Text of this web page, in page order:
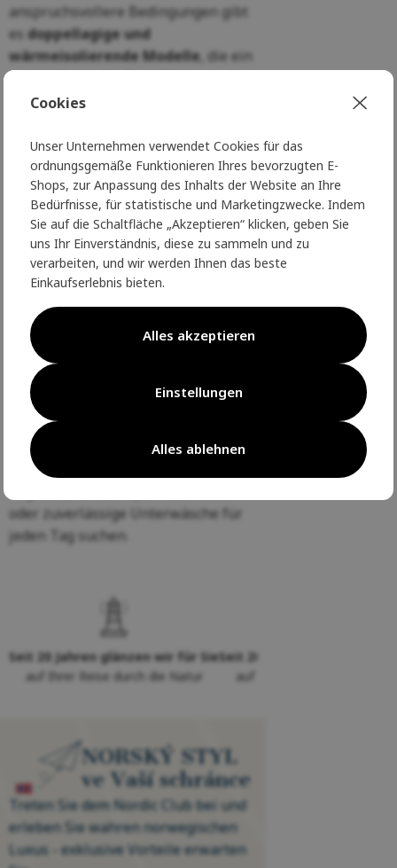
anspruchsvollere Bedingungen gibt
es doppellagige und
wärmeisolierende Modelle , die ein
Schutz bieten. Sportler werden
Laufshirts und -westenzu schätzen
wissen, während spezielle
Umgebungenfeuerfeste
Kleidungsstückemit maximaler
Haltbarkeit erfordern.
Darüber hinaus gibt es Accessoires
wiemultifunktionale Halsbänder
die die Möglichkeiten des
Schichtenwechsels erweitern, und
bequeme
Freizeit. Jedes Teil ist so konzipiert,
dass es
Bewegungsfreiheit,
Strapazierfähigkeit und
ultimativen Komfortbietet - egal,
ob Sie sich auf eine Expedition
oder zuverlässige Unterwäsche für
jeden Tag suchen.
Seit 20 Jahren glänzen wir für Sie
auf Ihrer Reise durch die Natur
Seit 20 Jahren glänzen wir
auf Ihrer Reise durch die
NORSKÝ STYL
ve Vaší schránce
Treten Sie dem Nordic Club bei und
erleben Sie wahren norwegischen
Luxus - exklusive Vorteile erwarten
Cookies
Unser Unternehmen verwendet Cookies für das
ordnungsgemäße Funktionieren Ihres bevorzugten E-
Shops, zur Anpassung des Inhalts der Website an Ihre
Bedürfnisse, für statistische und Marketingzwecke. Indem
Sie auf die Schaltfläche „Akzeptieren“ klicken, geben Sie
uns Ihr Einverständnis, diese zu sammeln und zu
verarbeiten, und wir werden Ihnen das beste
Einkaufserlebnis bieten.
Alles ablehnen
Einstellungen
Alles akzeptieren